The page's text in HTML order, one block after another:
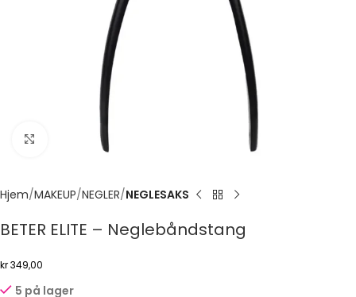
Click to enlarge
Hjem MAKEUP NEGLER NEGLESAKS
BETER ELITE – Neglebåndstang
kr349,00
5 på lager